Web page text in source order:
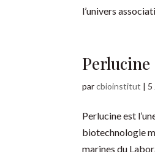
l’univers
Perlucine
parcbioinstitut | 5
Perlucine est
biotechnologie
marines du